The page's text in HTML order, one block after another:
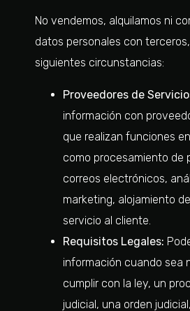
No vendemos, alquilamos ni
datos personales con
siguientes circunstancias:
Proveedores de
información con
que realizan funciones
como procesamiento de
correos electrónicos,
marketing, alojamiento
servicio al cliente.
Requisitos Legales:
información cuando sea
cumplir con la ley, un
judicial, una orden